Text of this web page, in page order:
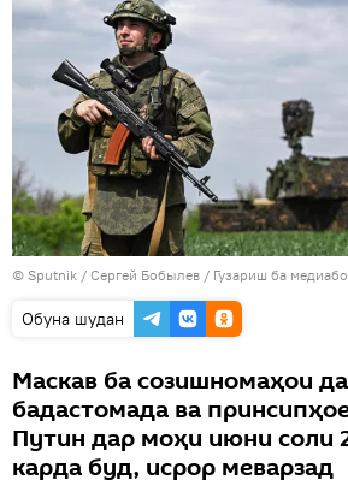
© Sputnik / Сергей Бобылев / Гузариш ба
Обуна шудан
Маскав ба созишномаҳои
бадастомада ва
Путин дар моҳи июни соли
карда буд, исрор меварзад